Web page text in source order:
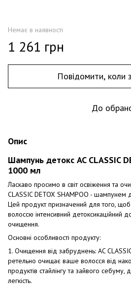
Немає в наявності
1 261 грн
Повідомити, коли
До
Опис
Шампунь детокс AC CLASSIC
1000 мл
Ласкаво просимо в світ освіження та
CLASSIC DETOX SHAMPOO -
Цей продукт призначений для того,
волоссю інтенсивний детоксикаційний
очищення.
Основні особливості продукту:
1. Очищення від забруднень: AC
ретельно очищає ваше волосся від
продуктів стайлінгу та зайвого себуму,
легкість.